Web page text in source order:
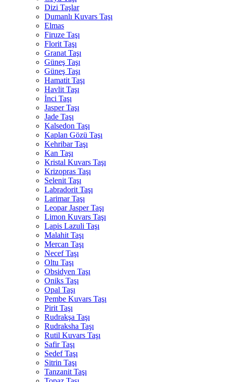
Dizi Taşlar
Dumanlı Kuvars Taşı
Elmas
Firuze Taşı
Florit Taşı
Granat Taşı
Güneş Taşı
Güneş Taşı
Hamatit Taşı
Havlit Taşı
İnci Taşı
Jasper Taşı
Jade Taşı
Kalsedon Taşı
Kaplan Gözü Taşı
Kehribar Taşı
Kan Taşı
Kristal Kuvars Taşı
Krizopras Taşı
Selenit Taşı
Labradorit Taşı
Larimar Taşı
Leopar Jasper Taşı
Limon Kuvars Taşı
Lapis Lazuli Taşı
Malahit Taşı
Mercan Taşı
Necef Taşı
Oltu Taşı
Obsidyen Taşı
Oniks Taşı
Opal Taşı
Pembe Kuvars Taşı
Pirit Taşı
Rudrakşa Taşı
Rudraksha Taşı
Rutil Kuvars Taşı
Safir Taşı
Sedef Taşı
Sitrin Taşı
Tanzanit Taşı